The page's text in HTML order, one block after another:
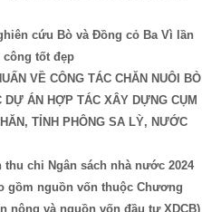
cứu Bò và Đồng cỏ Ba Vì lần
công tốt đẹp
VỀ CÔNG TÁC CHĂN NUÔI BÒ
DỰ ÁN HỢP TÁC XÂY DỰNG CỤM
TỈNH PHÔNG SA LỲ, NƯỚC
chi Ngân sách nhà nước 2024
gồm nguồn vốn thuộc Chương
nông và nguồn vốn đầu tư XDCB)